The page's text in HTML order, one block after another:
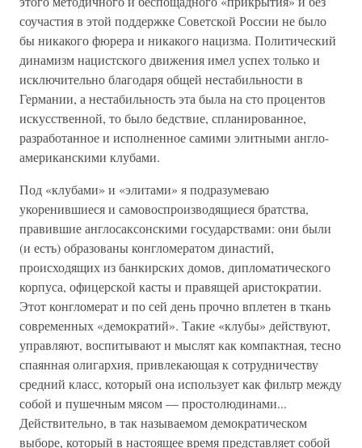
соучастия в этой поддержке Советской России не было
бы никакого фюрера и никакого нацизма. Политический
динамизм нацистского движения имел успех только и
исключительно благодаря общей нестабильности в
Германии, а нестабильность эта была на сто процентов
искусственной, то было бедствие, спланированное,
разработанное и исполненное самими элитными англо-
американскими клубами.
Под «клубами» и «элитами» я подразумеваю
укоренившиеся и самовоспроизводящиеся братства,
правившие англосаксонскими государствами: они были
(и есть) образованы конгломератом династий,
происходящих из банкирских домов, дипломатического
корпуса, офицерской касты и правящей аристократии.
Этот конгломерат и по сей день прочно вплетен в ткань
современных «демократий». Такие «клубы» действуют,
управляют, воспитывают и мыслят как компактная, тесно
спаянная олигархия, привлекающая к сотрудничеству
средний класс, который она использует как фильтр между
собой и пушечным мясом — простолюдинами...
Действительно, в так называемом демократическом
выборе, который в настоящее время представляет собой